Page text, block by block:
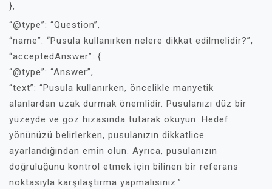
},
“@type”: “Question”,
“name”: “Pusula kullanırken nelere dikkat edilmelidir?”,
“acceptedAnswer”: {
“@type”: “Answer”,
“text”: “Pusula kullanırken, öncelikle manyetik
alanlardan uzak durmak önemlidir. Pusulanızı düz bir
yüzeyde ve göz hizasında tutarak okuyun. Hedef
yönünüzü belirlerken, pusulanızın dikkatlice
ayarlandığından emin olun. Ayrıca, pusulanızın
doğruluğunu kontrol etmek için bilinen bir referans
noktasıyla karşılaştırma yapmalısınız.”